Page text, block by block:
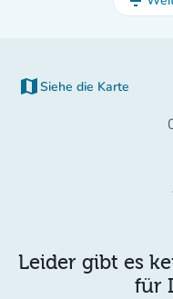
map Siehe die Karte
(new tab)
Leider gibt es
für